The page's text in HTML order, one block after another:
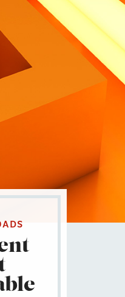
noi